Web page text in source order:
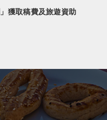
獲取稿費及旅遊資助